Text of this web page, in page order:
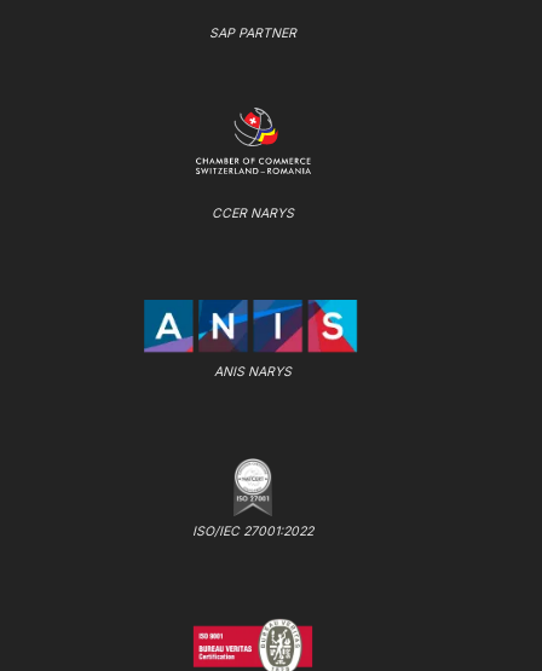
SAP PARTNER
CCER NARYS
ANIS NARYS
ISO/IEC 27001:2022